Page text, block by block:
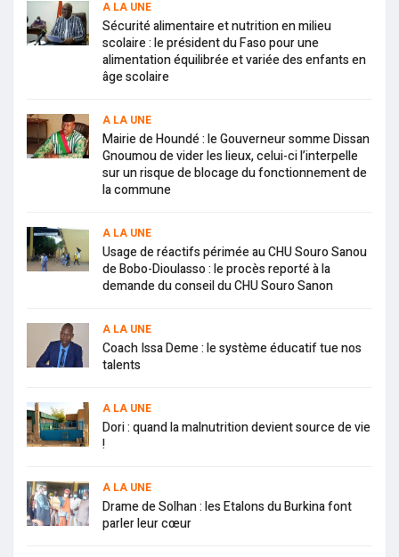
A LA UNE
Sécurité alimentaire et nutrition en milieu
scolaire : le président du Faso pour une
alimentation équilibrée et variée des enfants en
âge scolaire
A LA UNE
Mairie de Houndé : le Gouverneur somme Dissan
Gnoumou de vider les lieux, celui-ci l’interpelle
sur un risque de blocage du fonctionnement de
la commune
A LA UNE
Usage de réactifs périmée au CHU Souro Sanou
de Bobo-Dioulasso : le procès reporté à la
demande du conseil du CHU Souro Sanon
A LA UNE
Coach Issa Deme : le système éducatif tue nos
talents
A LA UNE
Dori : quand la malnutrition devient source de vie
!
A LA UNE
Drame de Solhan : les Etalons du Burkina font
parler leur cœur